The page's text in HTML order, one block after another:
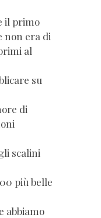
il primo
non era di
al
su
di
scalini
più belle
abbiamo